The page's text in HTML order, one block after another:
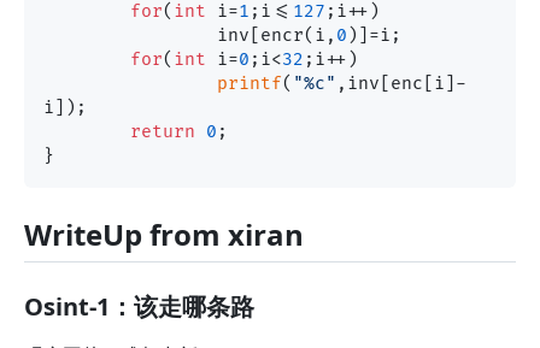
for( int i=1 ;i<= 127 ;i++)
		inv[encr(i,
0 )]=i;
for( int i=0 ;i<32 ;i++)
printf( "%c" ,inv[enc[i]-
i]);
return
0 ;
WriteUp from xiran
Osint-1：该走哪条路